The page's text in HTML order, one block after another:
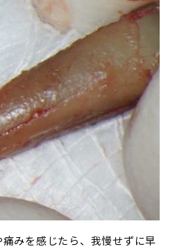
みを感じたら、我慢せずに早